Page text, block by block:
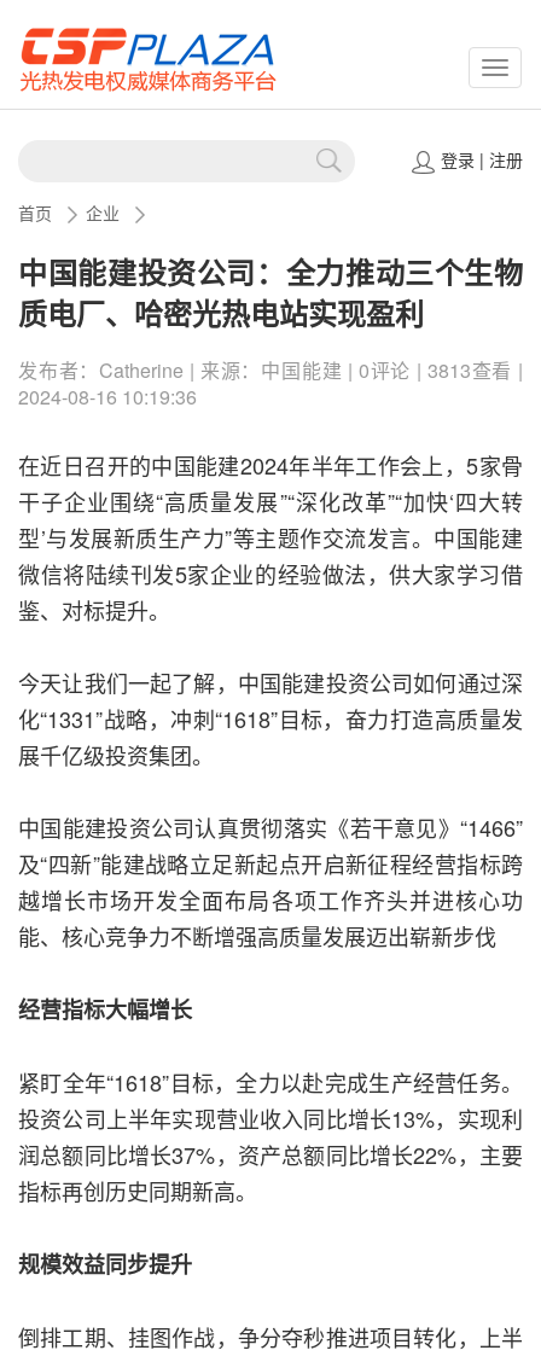
登录| 注册
首页 企业
中国能建投资公司：全力推动三个生物
质电厂、哈密光热电站实现盈利
发布者：Catherine | 来源：中国能建 | 0评论 | 3813查看 |
2024-08-16 10:19:36
在近日召开的中国能建2024年半年工作会上，5家骨
干子企业围绕“高质量发展”“深化改革”“加快‘四大转
型’与发展新质生产力”等主题作交流发言。中国能建
微信将陆续刊发5家企业的经验做法，供大家学习借
鉴、对标提升。
今天让我们一起了解，中国能建投资公司如何通过深
化“1331”战略，冲刺“1618”目标，奋力打造高质量发
展千亿级投资集团。
中国能建投资公司认真贯彻落实《若干意见》“1466”
及“四新”能建战略立足新起点开启新征程经营指标跨
越增长市场开发全面布局各项工作齐头并进核心功
能、核心竞争力不断增强高质量发展迈出崭新步伐
经营指标大幅增长
紧盯全年“1618”目标，全力以赴完成生产经营任务。
投资公司上半年实现营业收入同比增长13%，实现利
润总额同比增长37%，资产总额同比增长22%，主要
指标再创历史同期新高。
规模效益同步提升
倒排工期、挂图作战，争分夺秒推进项目转化，上半